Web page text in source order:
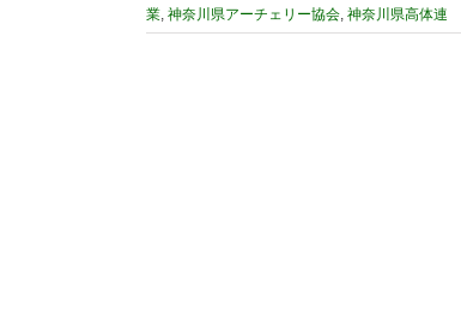
業 神奈川県アーチェリー協会 神奈川県高体連